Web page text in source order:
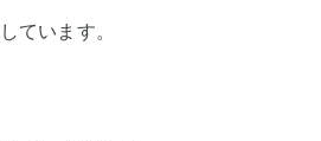
ています。